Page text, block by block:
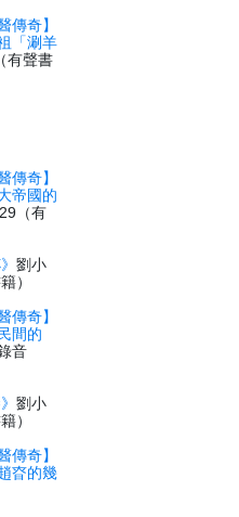
傳奇】
「涮羊
有聲書
傳奇】
帝國的
（有
劉小
）
傳奇】
間的
音
劉小
）
傳奇】
昚的幾